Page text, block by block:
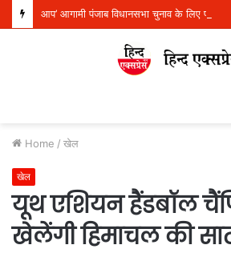
Home / खेल
खेल
यूथ एशियन हैंडबॉल
खेलेंगी हिमाचल की